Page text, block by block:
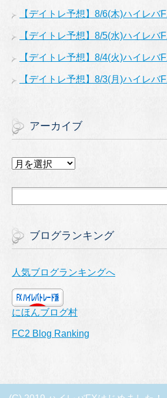
【デイトレ予想】8/6(木)ハイレバ
【デイトレ予想】8/5(水)ハイレバ
【デイトレ予想】8/4(火)ハイレバ
【デイトレ予想】8/3(月)ハイレバ
アーカイブ
ア
カ
ブログランキング
人気ブログランキングへ
にほんブログ村
FC2 Blog Ranking